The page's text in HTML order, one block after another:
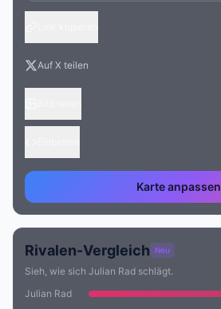
Auf X teilen
Karte anpassen
Rivalen-Vergleich Neu
Sieh, wie sich Julian Rad schlägt.
Julian Rad